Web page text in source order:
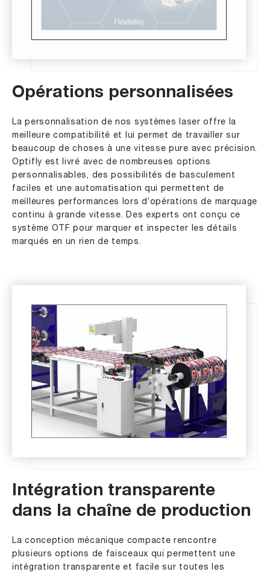
Opérations personnalisées
La personnalisation de nos systèmes laser offre la
meilleure compatibilité et lui permet de travailler sur
beaucoup de choses à une vitesse pure avec précision.
Optifly est livré avec de nombreuses options
personnalisables, des possibilités de basculement
faciles et une automatisation qui permettent de
meilleures performances lors d’opérations de marquage
continu à grande vitesse. Des experts ont conçu ce
système OTF pour marquer et inspecter les détails
marqués en un rien de temps.
Intégration transparente
dans la chaîne de production
La conception mécanique compacte rencontre
plusieurs options de faisceaux qui permettent une
intégration transparente et facile sur toutes les